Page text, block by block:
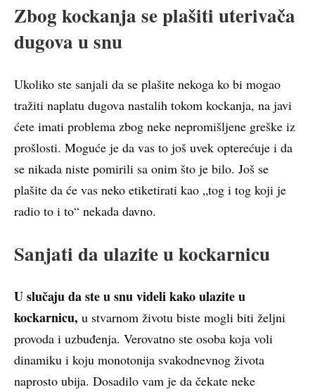
Zbog kockanja se plašiti uterivača
dugova u snu
Ukoliko ste sanjali da se plašite nekoga ko bi mogao
tražiti naplatu dugova nastalih tokom kockanja, na javi
ćete imati problema zbog neke nepromišljene greške iz
prošlosti. Moguće je da vas to još uvek opterećuje i da
se nikada niste pomirili sa onim što je bilo. Još se
plašite da će vas neko etiketirati kao „tog i tog koji je
radio to i to“ nekada davno.
Sanjati da ulazite u kockarnicu
U slučaju da ste u snu videli kako ulazite u
kockarnicu, u stvarnom životu biste mogli biti željni
provoda i uzbuđenja. Verovatno ste osoba koja voli
dinamiku i koju monotonija svakodnevnog života
naprosto ubija. Dosadilo vam je da čekate neke